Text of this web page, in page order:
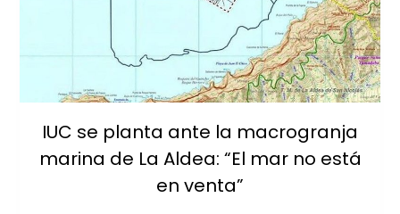
IUC se planta ante la macrogranja
marina de La Aldea: “El mar no está
en venta”